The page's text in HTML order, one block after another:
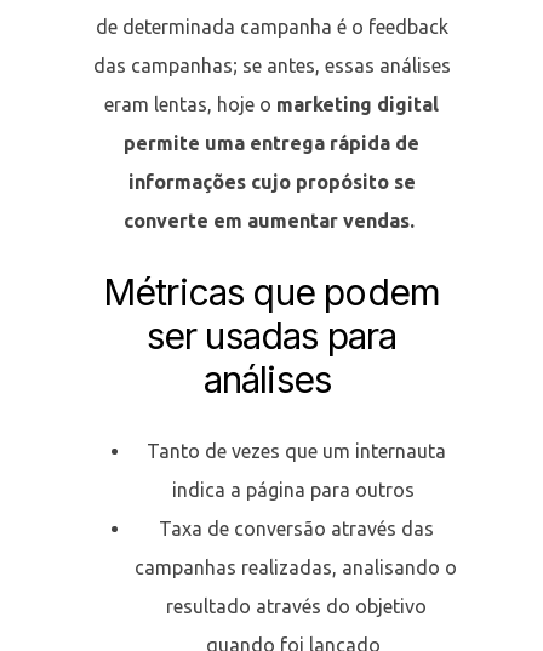
de determinada campanha é o feedback
das campanhas; se antes, essas análises
eram lentas, hoje o marketing digital
permite uma entrega rápida de
informações cujo propósito se
converte em aumentar vendas.
Métricas que podem
ser usadas para
análises
Tanto de vezes que um internauta
indica a página para outros
Taxa de conversão através das
campanhas realizadas, analisando o
resultado através do objetivo
quando foi lançado